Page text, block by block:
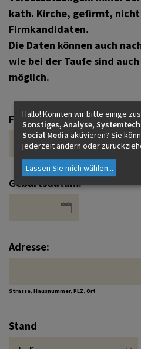
kath. Kirche, gefirmt,
Firmkandidaten.
Die Daten können auch
wie bei der Taufe sind
möglich.
Familienname und
Geburtsdatum:
Adresse:
Strasse, Hausnummer, PLZ, Ort
Stand
Hallo! Könnten wir bitte einige
Sonstiges, Analyse,
Social Media aktivieren? Sie
jederzeit ändern oder
Lassen Sie mich wählen...